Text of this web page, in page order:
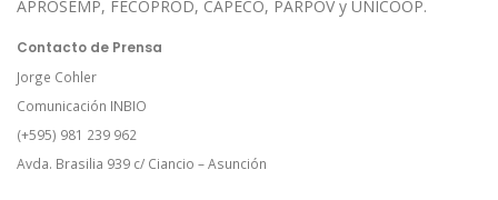
APROSEMP, FECOPROD, CAPECO, PARPOV y UNICOOP.
Contacto de Prensa
Jorge Cohler
Comunicación INBIO
(+595) 981 239 962
Avda. Brasilia 939 c/ Ciancio – Asunción